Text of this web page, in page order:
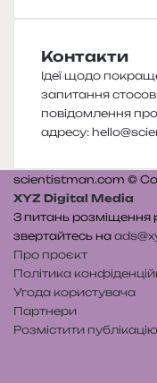
Контакти
Ідеї щодо
запитання
повідомлення
адресу:
scientistman.com ©
XYZ Digital Media
З питань розміщення
звертайтесь на
Про проєкт
Політика
Угода користувача
Партнери
Розмістити публікацію